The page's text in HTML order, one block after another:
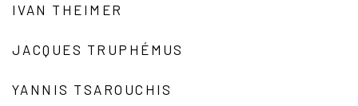
IVAN THEIMER
JACQUES TRUPHÉMUS
YANNIS TSAROUCHIS